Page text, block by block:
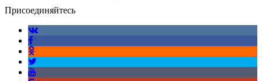
Присоединяйтесь